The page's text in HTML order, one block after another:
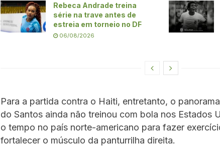
Rebeca Andrade treina
série na trave antes de
estreia em torneio no DF
06/08/2026
Para a partida contra o Haiti, entretanto, o
do Santos ainda não treinou com bola nos Estados
o tempo no país norte-americano para fazer
fortalecer o músculo da panturrilha direita.